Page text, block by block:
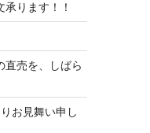
ります！！
直売を、しばら
お見舞い申し